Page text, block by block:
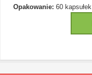
Opakowanie: 60 kapsułek